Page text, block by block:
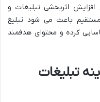
افزایش اثربخشی تبلیغات و
باعث می شود تبلیغ
کرده و محتوای هدفمند
تبلیغات